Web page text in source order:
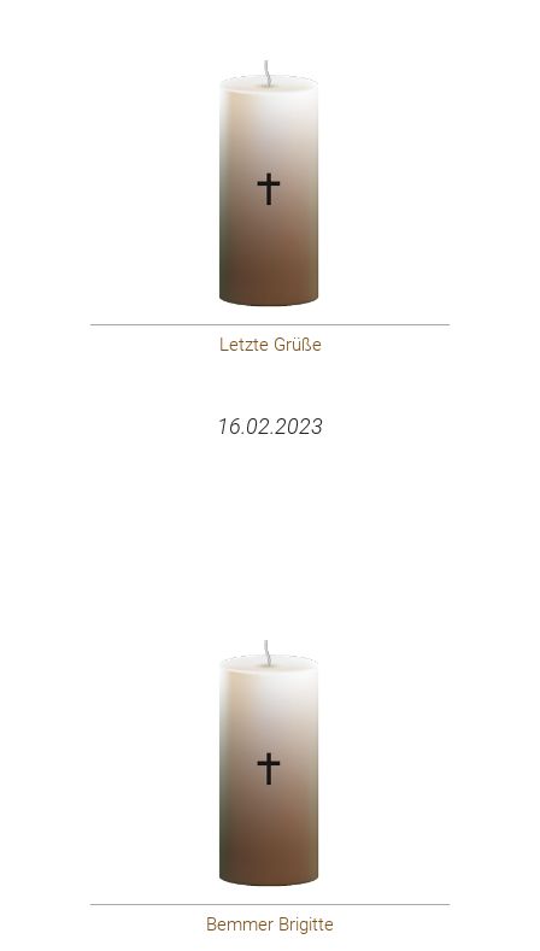
Letzte Grüße
16.02.2023
Bemmer Brigitte